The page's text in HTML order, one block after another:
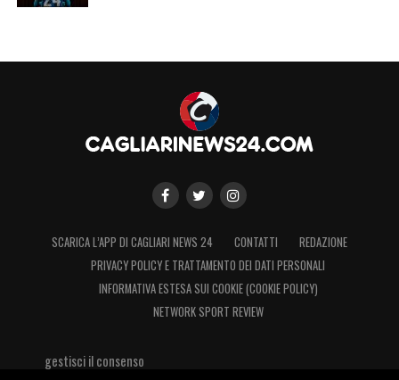
SCARICA L’APP DI CAGLIARI NEWS 24 CONTATTI
REDAZIONE
PRIVACY POLICY E TRATTAMENTO DEI DATI PERSONALI
INFORMATIVA ESTESA SUI COOKIE (COOKIE POLICY)
NETWORK SPORT REVIEW
gestisci il consenso